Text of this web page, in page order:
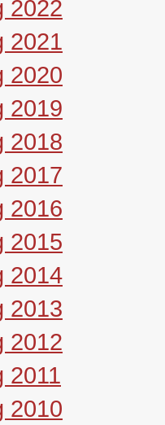
2022
2021
2020
2019
2018
2017
2016
2015
2014
2013
2012
2011
2010